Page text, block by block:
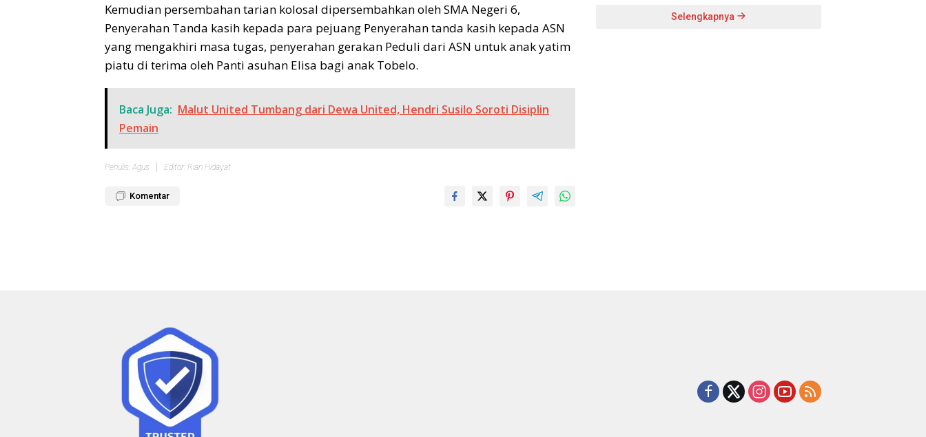
Kemudian persembahan tarian kolosal dipersembahkan oleh SMA Negeri 6,
Penyerahan Tanda kasih kepada para pejuang Penyerahan tanda kasih kepada ASN
yang mengakhiri masa tugas, penyerahan gerakan Peduli dari ASN untuk anak yatim
piatu di terima oleh Panti asuhan Elisa bagi anak Tobelo.
Baca Juga: Malut United Tumbang dari Dewa United, Hendri Susilo Soroti Disiplin
Pemain
Penulis: Agus Editor: Rian Hidayat
Komentar
Selengkapnya